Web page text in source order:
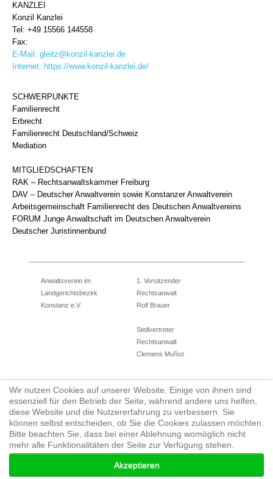
KANZLEI
Konzil Kanzlei
Tel: +49 15566 144558
Fax:
E-Mail: gleitz@konzil-kanzlei.de
Internet: https://www.konzil-kanzlei.de/
SCHWERPUNKTE
Familienrecht
Erbrecht
Familienrecht Deutschland/Schweiz
Mediation
MITGLIEDSCHAFTEN
RAK – Rechtsanwaltskammer Freiburg
DAV – Deutscher Anwaltverein sowie Konstanzer Anwaltverein
Arbeitsgemeinschaft Familienrecht des Deutschen Anwaltvereins
FORUM Junge Anwaltschaft im Deutschen Anwaltverein
Deutscher Juristinnenbund
Anwaltsverein im
Landgerichtsbezirk
Konstanz e.V.
1. Vorsitzender
Rechtsanwalt
Rolf Brauer
Stellvertreter
Rechtsanwalt
Clemens Muñoz
Eingetragener Verein
Amtsgericht Konstanz
Geschäftsführerin
Rechtsanwältin
Tel.: 07531/12784710
Fax: 07731/950922
vorstand@anwaltsverein-konstanz.de
www.anwaltverein-konstanz.de
Wir nutzen Cookies auf unserer Website. Einige von ihnen sind
essenziell für den Betrieb der Seite, während andere uns helfen,
diese Website und die Nutzererfahrung zu verbessern. Sie
können selbst entscheiden, ob Sie die Cookies zulassen möchten.
Bitte beachten Sie, dass bei einer Ablehnung womöglich nicht
mehr alle Funktionalitäten der Seite zur Verfügung stehen.
Akzeptieren